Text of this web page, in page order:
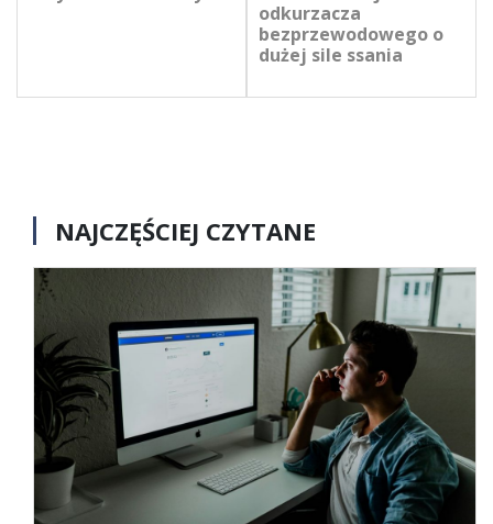
odkurzacza
bezprzewodowego o
dużej sile ssania
NAJCZĘŚCIEJ CZYTANE